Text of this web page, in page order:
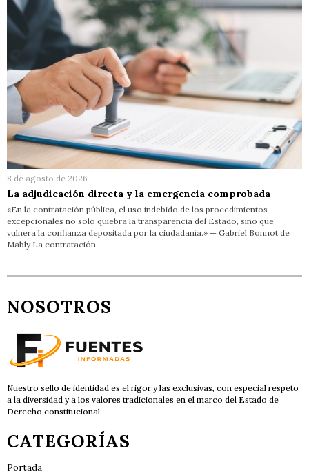
8 de agosto de 2026
La adjudicación directa y la emergencia comprobada
«En la contratación pública, el uso indebido de los procedimientos
excepcionales no solo quiebra la transparencia del Estado, sino que
vulnera la confianza depositada por la ciudadanía.» — Gabriel Bonnot de
Mably La contratación…
NOSOTROS
Nuestro sello de identidad es el rigor y las exclusivas, con especial respeto
a la diversidad y a los valores tradicionales en el marco del Estado de
Derecho constitucional
CATEGORÍAS
Portada